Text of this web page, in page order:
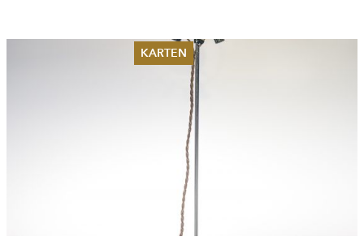
KARTEN
Karteninformation